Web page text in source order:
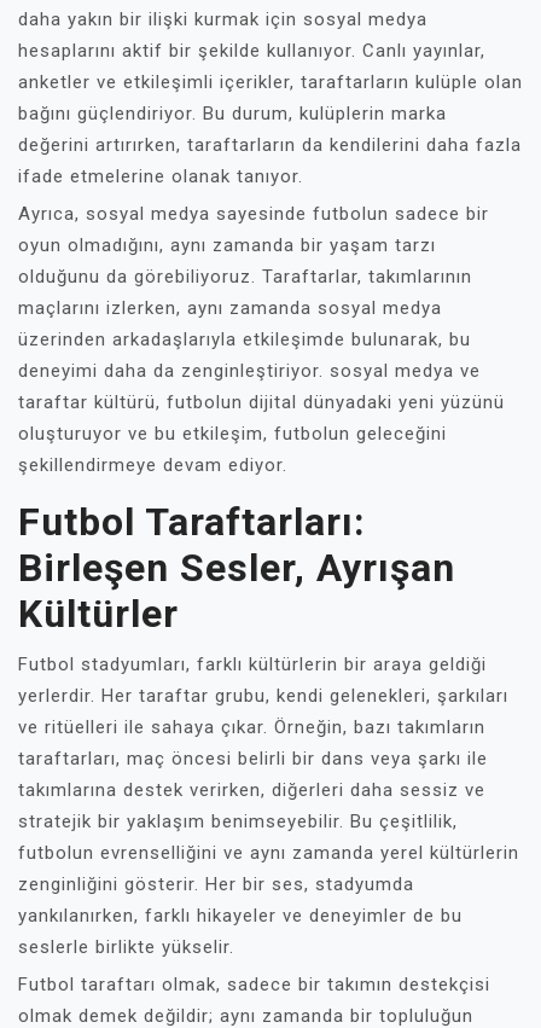
daha yakın bir ilişki kurmak için sosyal medya
hesaplarını aktif bir şekilde kullanıyor. Canlı yayınlar,
anketler ve etkileşimli içerikler, taraftarların kulüple olan
bağını güçlendiriyor. Bu durum, kulüplerin marka
değerini artırırken, taraftarların da kendilerini daha fazla
ifade etmelerine olanak tanıyor.
Ayrıca, sosyal medya sayesinde futbolun sadece bir
oyun olmadığını, aynı zamanda bir yaşam tarzı
olduğunu da görebiliyoruz. Taraftarlar, takımlarının
maçlarını izlerken, aynı zamanda sosyal medya
üzerinden arkadaşlarıyla etkileşimde bulunarak, bu
deneyimi daha da zenginleştiriyor. sosyal medya ve
taraftar kültürü, futbolun dijital dünyadaki yeni yüzünü
oluşturuyor ve bu etkileşim, futbolun geleceğini
şekillendirmeye devam ediyor.
Futbol Taraftarları:
Birleşen Sesler, Ayrışan
Kültürler
Futbol stadyumları, farklı kültürlerin bir araya geldiği
yerlerdir. Her taraftar grubu, kendi gelenekleri, şarkıları
ve ritüelleri ile sahaya çıkar. Örneğin, bazı takımların
taraftarları, maç öncesi belirli bir dans veya şarkı ile
takımlarına destek verirken, diğerleri daha sessiz ve
stratejik bir yaklaşım benimseyebilir. Bu çeşitlilik,
futbolun evrenselliğini ve aynı zamanda yerel kültürlerin
zenginliğini gösterir. Her bir ses, stadyumda
yankılanırken, farklı hikayeler ve deneyimler de bu
seslerle birlikte yükselir.
Futbol taraftarı olmak, sadece bir takımın destekçisi
olmak demek değildir; aynı zamanda bir topluluğun